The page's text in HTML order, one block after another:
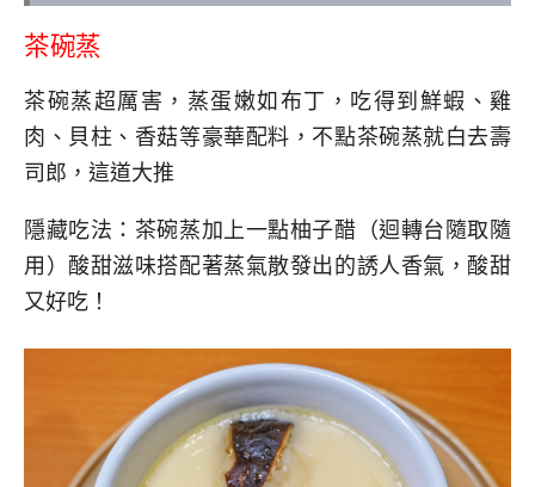
茶碗蒸
茶碗蒸超厲害，蒸蛋嫩如布丁，吃得到鮮蝦、雞
肉、貝柱、香菇等豪華配料，不點茶碗蒸就白去壽
司郎，這道大推
隱藏吃法：茶碗蒸加上一點柚子醋（迴轉台隨取隨
用）酸甜滋味搭配著蒸氣散發出的誘人香氣，酸甜
又好吃！